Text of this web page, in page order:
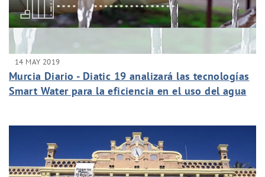
14 MAY 2019
Murcia Diario - Diatic 19 analizará las tecnologías
Smart Water para la eficiencia en el uso del agua